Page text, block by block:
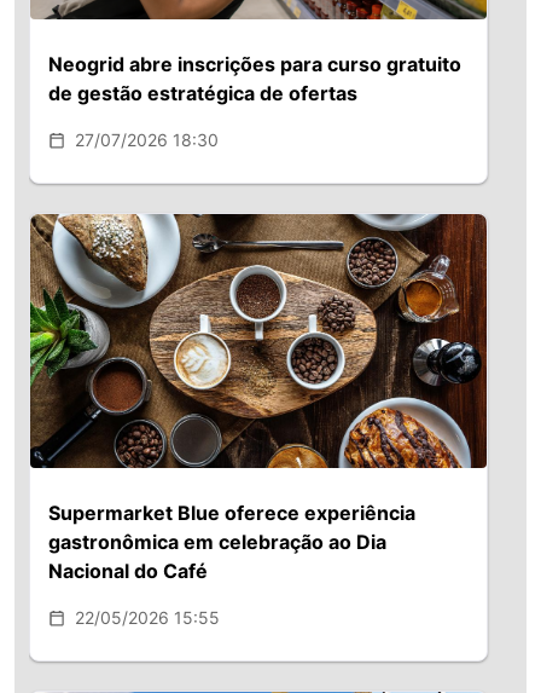
Neogrid abre inscrições para curso gratuito
de gestão estratégica de ofertas
27/07/2026 18:30
Supermarket Blue oferece experiência
gastronômica em celebração ao Dia
Nacional do Café
22/05/2026 15:55